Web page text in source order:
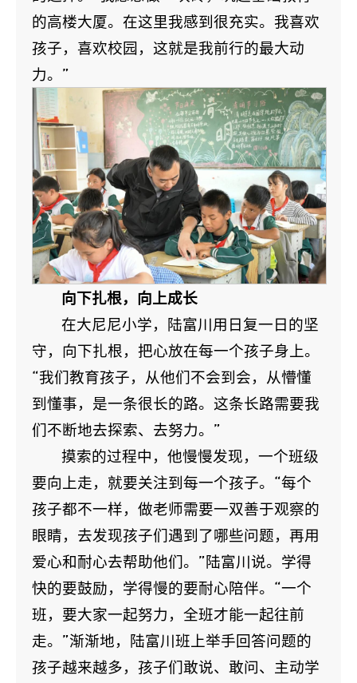
的高楼大厦。在这里我感到很充实。我喜欢
孩子，喜欢校园，这就是我前行的最大动
力。”
向下扎根，向上成长
在大尼尼小学，陆富川用日复一日的坚
守，向下扎根，把心放在每一个孩子身上。
“我们教育孩子，从他们不会到会，从懵懂
到懂事，是一条很长的路。这条长路需要我
们不断地去探索、去努力。”
摸索的过程中，他慢慢发现，一个班级
要向上走，就要关注到每一个孩子。“每个
孩子都不一样，做老师需要一双善于观察的
眼睛，去发现孩子们遇到了哪些问题，再用
爱心和耐心去帮助他们。”陆富川说。学得
快的要鼓励，学得慢的要耐心陪伴。“一个
班，要大家一起努力，全班才能一起往前
走。”渐渐地，陆富川班上举手回答问题的
孩子越来越多，孩子们敢说、敢问、主动学